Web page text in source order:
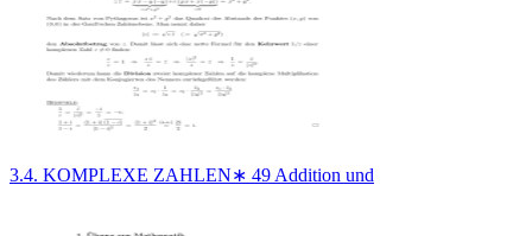
3.4. KOMPLEXE ZAHLEN∗ 49 Addition und